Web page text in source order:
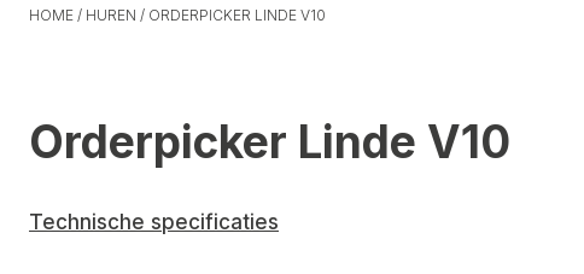
HOME / HUREN / ORDERPICKER LINDE V10
Orderpicker Linde V10
Technische specificaties